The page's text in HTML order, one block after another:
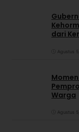
dari
Agustus
Warga
Agustus